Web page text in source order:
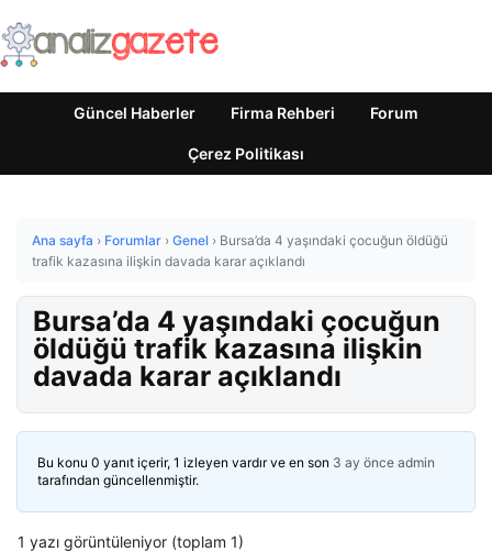
Güncel Haberler Firma Rehberi Forum
Çerez Politikası
Ana sayfa › Forumlar › Genel › Bursa’da 4 yaşındaki çocuğun öldüğü
trafik kazasına ilişkin davada karar açıklandı
Bursa’da 4 yaşındaki çocuğun
öldüğü trafik kazasına ilişkin
davada karar açıklandı
Bu konu 0 yanıt içerir, 1 izleyen vardır ve en son 3 ay önce admin
tarafından güncellenmiştir.
1 yazı görüntüleniyor (toplam 1)